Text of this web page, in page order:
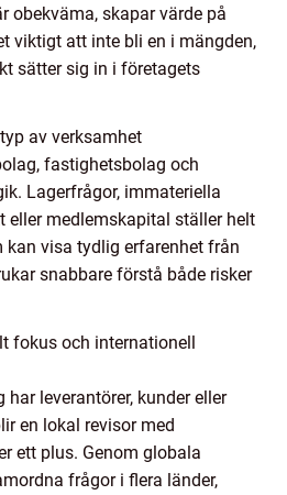
obekväma, skapar värde på
viktigt att inte bli en i mängden,
sätter sig in i företagets
av verksamhet
fastighetsbolag och
Lagerfrågor, immateriella
eller medlemskapital ställer helt
kan visa tydlig erfarenhet från
snabbare förstå både risker
fokus och internationell
leverantörer, kunder eller
en lokal revisor med
ett plus. Genom globala
frågor i flera länder,